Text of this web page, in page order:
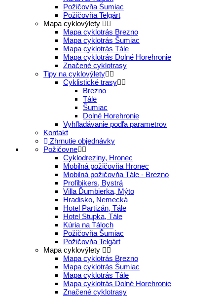
Požičovňa Šumiac
Požičovňa Telgárt
Mapa cyklovýlety
Mapa cyklotrás Brezno
Mapa cyklotrás Šumiac
Mapa cyklotrás Tále
Mapa cyklotrás Dolné Horehronie
Značené cyklotrasy
Tipy na cyklovýlety
Cyklistické trasy
Brezno
Tále
Šumiac
Dolné Horehronie
Vyhľladávanie podľa parametrov
Kontakt
Zhrnutie objednávky
Požičovne
Cyklodreziny, Hronec
Mobilná požičovňa Hronec
Mobilná požičovňa Tále - Brezno
Profibikers, Bystrá
Villa Ďumbierka, Mýto
Hradisko, Nemecká
Hotel Partizán, Tále
Hotel Stupka, Tále
Kúria na Táloch
Požičovňa Šumiac
Požičovňa Telgárt
Mapa cyklovýlety
Mapa cyklotrás Brezno
Mapa cyklotrás Šumiac
Mapa cyklotrás Tále
Mapa cyklotrás Dolné Horehronie
Značené cyklotrasy